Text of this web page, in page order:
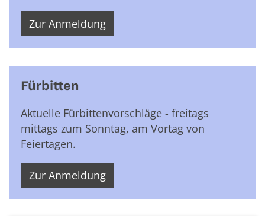
Zur Anmeldung
Fürbitten
Aktuelle Fürbittenvorschläge - freitags
mittags zum Sonntag, am Vortag von
Feiertagen.
Zur Anmeldung